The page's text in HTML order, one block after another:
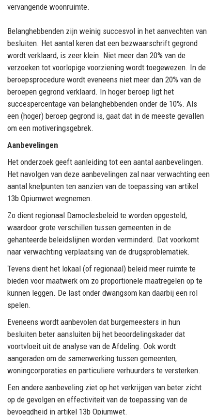
vervangende woonruimte.
Belanghebbenden zijn weinig succesvol in het aanvechten van
besluiten. Het aantal keren dat een bezwaarschrift gegrond
wordt verklaard, is zeer klein. Niet meer dan 20% van de
verzoeken tot voorlopige voorziening wordt toegewezen. In de
beroepsprocedure wordt eveneens niet meer dan 20% van de
beroepen gegrond verklaard. In hoger beroep ligt het
succespercentage van belanghebbenden onder de 10%. Als
een (hoger) beroep gegrond is, gaat dat in de meeste gevallen
om een motiveringsgebrek.
Aanbevelingen
Het onderzoek geeft aanleiding tot een aantal aanbevelingen.
Het navolgen van deze aanbevelingen zal naar verwachting een
aantal knelpunten ten aanzien van de toepassing van artikel
13b Opiumwet wegnemen.
Zo dient regionaal Damoclesbeleid te worden opgesteld,
waardoor grote verschillen tussen gemeenten in de
gehanteerde beleidslijnen worden verminderd. Dat voorkomt
naar verwachting verplaatsing van de drugsproblematiek.
Tevens dient het lokaal (of regionaal) beleid meer ruimte te
bieden voor maatwerk om zo proportionele maatregelen op te
kunnen leggen. De last onder dwangsom kan daarbij een rol
spelen.
Eveneens wordt aanbevolen dat burgemeesters in hun
besluiten beter aansluiten bij het beoordelingskader dat
voortvloeit uit de analyse van de Afdeling. Ook wordt
aangeraden om de samenwerking tussen gemeenten,
woningcorporaties en particuliere verhuurders te versterken.
Een andere aanbeveling ziet op het verkrijgen van beter zicht
op de gevolgen en effectiviteit van de toepassing van de
bevoegdheid in artikel 13b Opiumwet.